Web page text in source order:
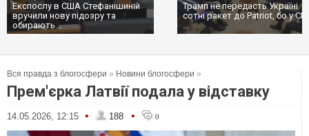
Експослу в США Стефанішиній
вручили нову підозру та
обирають...
Трамп не передасть Україні
сотні ракет до Patriot, бо у
...
Вся правда з блогосфери » Новини блогосфери »
Прем'єрка Латвії подала у відставку
14.05.2026, 12:15 • 188 • 0